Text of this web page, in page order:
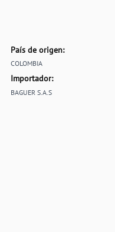
País de origen:
COLOMBIA
Importador:
BAGUER S.A.S